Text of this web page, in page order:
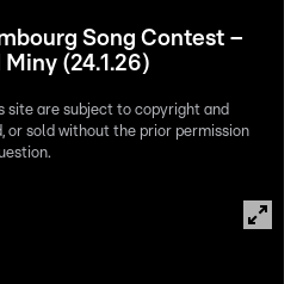
Song Contest –
(24.1.26)
site are subject to copyright and
or sold without the prior permission